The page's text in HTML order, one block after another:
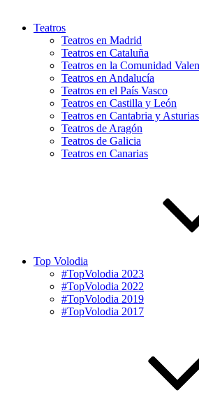
Teatros
Teatros en Madrid
Teatros en Cataluña
Teatros en la Comunidad
Teatros en Andalucía
Teatros en el País Vasco
Teatros en Castilla y León
Teatros en Cantabria y Asturias
Teatros de Aragón
Teatros de Galicia
Teatros en Canarias
Top Volodia
#TopVolodia 2023
#TopVolodia 2022
#TopVolodia 2019
#TopVolodia 2017